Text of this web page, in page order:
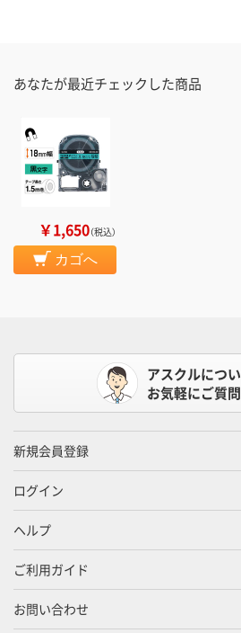
あなたが最近チェックした商品
￥1,650（税込）
カゴへ
アスクルにつ
お気軽にご質
新規会員登録
ログイン
ヘルプ
ご利用ガイド
お問い合わせ